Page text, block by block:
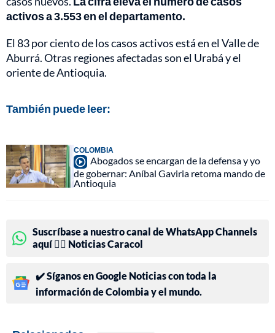
activos a 3.553 en el departamento.
El 83 por ciento de los casos activos está en el Valle de
Aburrá. Otras regiones afectadas son el Urabá y el
oriente de Antioquia.
También puede leer:
COLOMBIA
Abogados se encargan de la defensa y yo
de gobernar: Aníbal Gaviria retoma mando de
Antioquia
Suscríbase a nuestro canal de WhatsApp Channels
aquí 👉🏻 Noticias Caracol
✔️ Síganos en Google Noticias con toda la
información de Colombia y el mundo.